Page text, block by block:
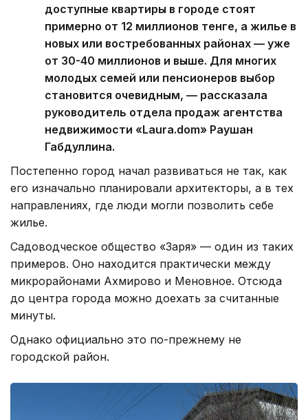
доступные квартиры в городе стоят
примерно от 12 миллионов тенге, а жилье в
новых или востребованных районах — уже
от 30-40 миллионов и выше. Для многих
молодых семей или пенсионеров выбор
становится очевидным, — рассказала
руководитель отдела продаж агентства
недвижимости «Laura.dom» Раушан
Габдуллина.
Постепенно город начал развиваться не так, как
его изначально планировали архитекторы, а в тех
направлениях, где люди могли позволить себе
жилье.
Садоводческое общество «Заря» — один из таких
примеров. Оно находится практически между
микрорайонами Ахмирово и Меновное. Отсюда
до центра города можно доехать за считанные
минуты.
Однако официально это по-прежнему не
городской район.